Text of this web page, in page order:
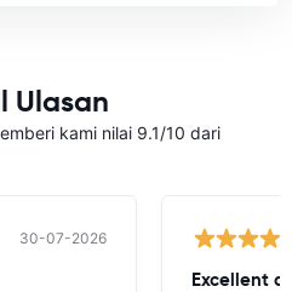
Ulasan
kami nilai 9.1/10 dari
30-07-2026
Excellent